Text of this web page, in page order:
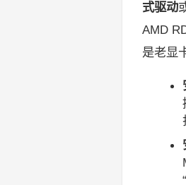
式驱动
AMD
是老显